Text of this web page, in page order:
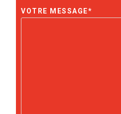
VOTRE MESSAGE*